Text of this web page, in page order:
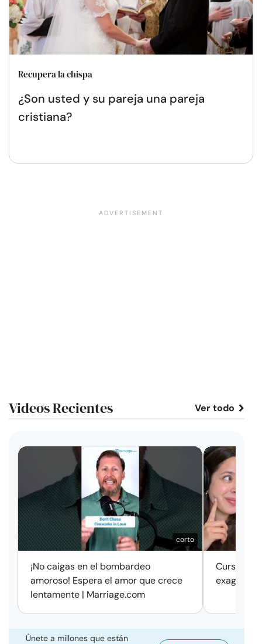
Recupera la chispa
¿Son usted y su pareja una pareja
cristiana?
Videos Recientes Ver todo
corto
¡No caigas en el bombardeo
amoroso! Espera el amor que crece
lentamente | Marriage.com
Cursos
Únete a millones que están